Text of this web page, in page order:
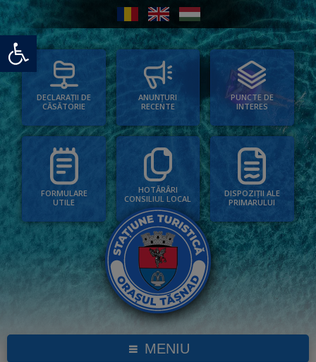
Deschide bara de unelte
DECLARAȚII DE
CĂSĂTORIE
ANUNȚURI
RECENTE
PUNCTE DE
INTERES
FORMULARE
UTILE
HOTĂRÂRI
CONSILIUL LOCAL
DISPOZIȚII ALE
PRIMARULUI
MENIU